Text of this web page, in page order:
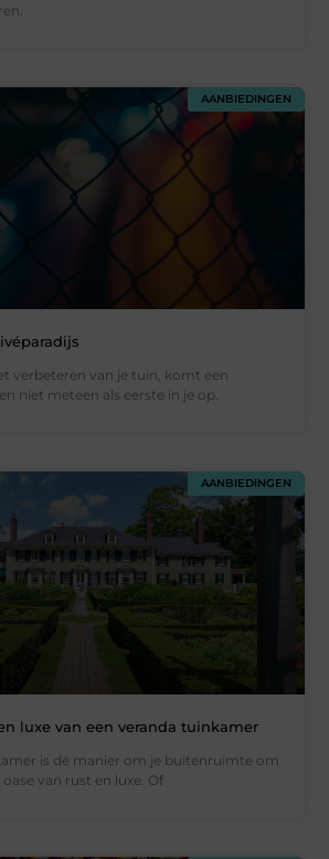
AANBIEDINGEN
verbeteren van je tuin, komt een
niet meteen als eerste in je op.
AANBIEDINGEN
luxe van een veranda tuinkamer
is dé manier om je buitenruimte om
van rust en luxe. Of